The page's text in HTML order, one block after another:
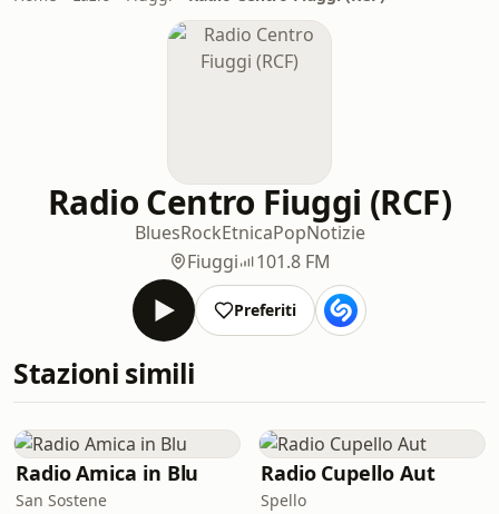
Radio Centro Fiuggi (RCF)
BluesRockEtnicaPopNotizie
Fiuggi
101.8 FM
Preferiti
Stazioni simili
Radio Amica in Blu
San Sostene
Radio Cupello Aut
Spello